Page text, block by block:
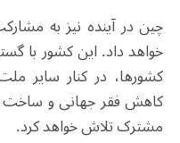
چین در آینده نیز به
خواهد داد. این کشور با
کشورها، در کنار سایر
کاهش فقر جهانی و ساخت
مشترک تلاش خواهد کرد.